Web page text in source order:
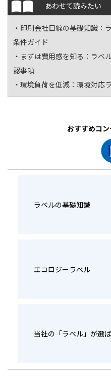
あわせて読みたい
・印刷会社目線の基礎知識：
条件ガイド
・まずは費用感を知る： ラベ
認事項
・環境負荷を低減： 環境対応
おすすめコ
ラベルの基礎知識
エコロジーラベル
当社の「ラベル」が選